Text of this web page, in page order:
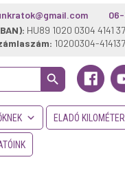
HU89 1020 0304 4141
10200304-
Search Button
ELADÓ